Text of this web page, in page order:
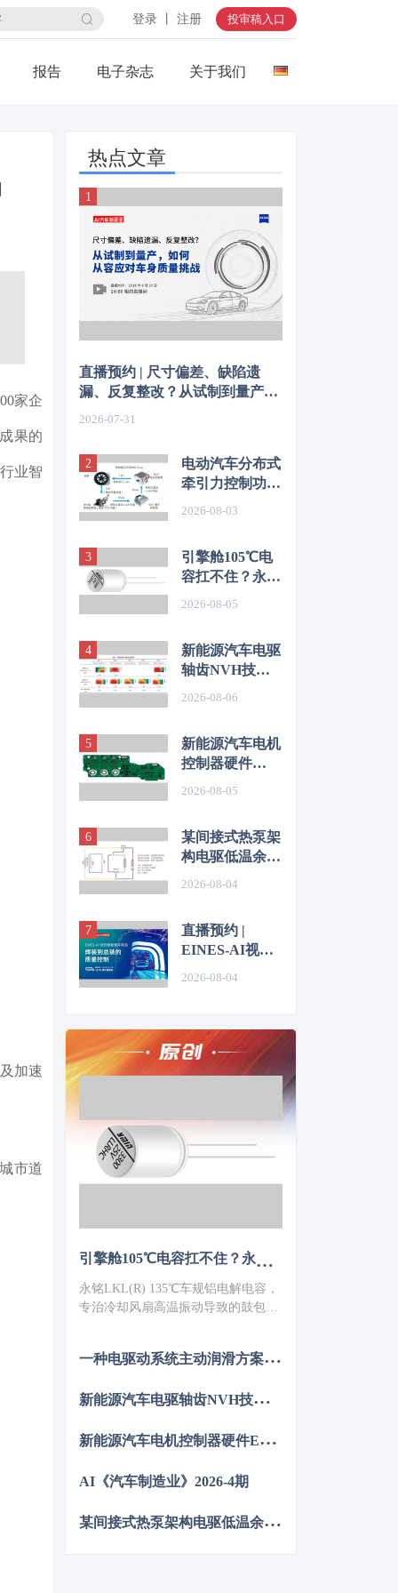
登录 丨 注册 投审稿入口
报告 电子杂志 关于我们
家企
果的
业智
加速
市道
热点文章
直播预约 | 尺寸偏差、缺陷遗
漏、反复整改？从试制到量产，
2026-07-31
电动汽车分布式
牵引力控制功能
2026-08-03
引擎舱105℃电
容扛不住？永铭
扇高温振动失效
难题
2026-08-05
新能源汽车电驱
轴齿NVH技术
2026-08-06
新能源汽车电机
控制器硬件
2026-08-05
某间接式热泵架
构电驱低温余热
2026-08-04
直播预约 |
EINES-AI视觉
2026-08-04
引擎舱105℃电容扛不住？永铭LKL(R) 135℃车规铝电解电容，破解冷却风扇高温振动失效难题
永铭LKL(R) 135℃车规铝电解电容，
专治冷却风扇高温振动导致的鼓包漏
≤10PPM（传统方案300PPM）。可
改板。100万颗用量售后赔付从45万
著，助力国产化替代。
一
种电驱动系统主动润滑方案的设计与分析
新
能源汽车电驱轴齿NVH技术图谱研究
新
能源汽车电机控制器硬件EMC源头抑制技术
AI《汽车制造业》2026-4期
某
间接式热泵架构电驱低温余热利用控制方法的仿真优化研究